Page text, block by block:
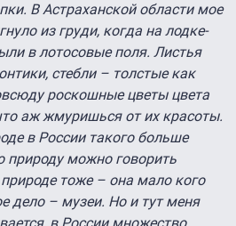
В Астраханской области мое
из груди, когда на лодке-
в лотосовые поля. Листья
стебли – толстые как
роскошные цветы цвета
аж жмуришься от их красоты.
в России такого больше
природу можно говорить
тоже – она мало кого
дело – музеи. Но и тут меня